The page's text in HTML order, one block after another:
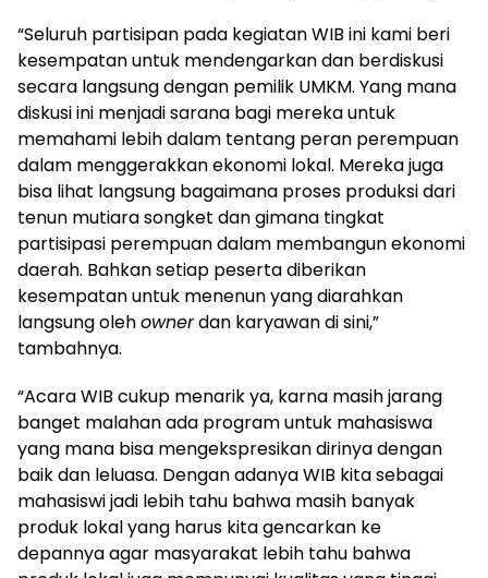
“Seluruh partisipan pada kegiatan WIB ini kami beri
kesempatan untuk mendengarkan dan berdiskusi
secara langsung dengan pemilik UMKM. Yang mana
diskusi ini menjadi sarana bagi mereka untuk
memahami lebih dalam tentang peran perempuan
dalam menggerakkan ekonomi lokal. Mereka juga
bisa lihat langsung bagaimana proses produksi dari
tenun mutiara songket dan gimana tingkat
partisipasi perempuan dalam membangun ekonomi
daerah. Bahkan setiap peserta diberikan
kesempatan untuk menenun yang diarahkan
langsung olehownerdan karyawan di sini,”
tambahnya.
“Acara WIB cukup menarik ya, karna masih jarang
banget malahan ada program untuk mahasiswa
yang mana bisa mengekspresikan dirinya dengan
baik dan leluasa. Dengan adanya WIB kita sebagai
mahasiswi jadi lebih tahu bahwa masih banyak
produk lokal yang harus kita gencarkan ke
depannya agar masyarakat lebih tahu bahwa